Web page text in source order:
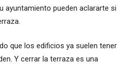
ayuntamiento pueden aclararte si
que los edificios ya suelen tener
Y cerrar la terraza es una